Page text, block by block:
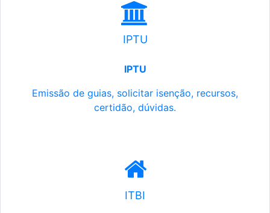
IPTU
IPTU
Emissão de guias, solicitar isenção, recursos,
certidão, dúvidas.
ITBI